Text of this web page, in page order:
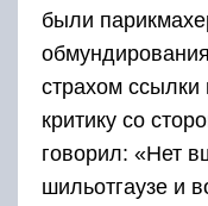
были
страхом
критику со
говорил: «Нет
шильотгаузе и